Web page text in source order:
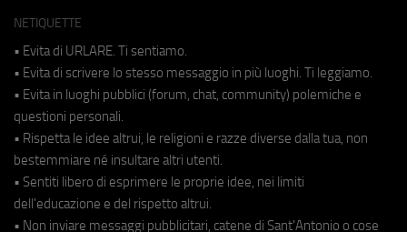
NETIQUETTE
• Evita di URLARE. Ti sentiamo.
• Evita di scrivere lo stesso messaggio in più luoghi. Ti leggiamo.
• Evita in luoghi pubblici (forum, chat, community) polemiche e
questioni personali.
• Rispetta le idee altrui, le religioni e razze diverse dalla tua, non
bestemmiare né insultare altri utenti.
• Sentiti libero di esprimere le proprie idee, nei limiti
dell'educazione e del rispetto altrui.
• Non inviare messaggi pubblicitari, catene di Sant'Antonio o cose